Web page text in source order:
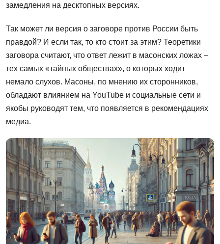
замедления на десктопных версиях.
Так может ли версия о заговоре против России быть
правдой? И если так, то кто стоит за этим? Теоретики
заговора считают, что ответ лежит в масонских ложах –
тех самых «тайных обществах», о которых ходит
немало слухов. Масоны, по мнению их сторонников,
обладают влиянием на YouTube и социальные сети и
якобы руководят тем, что появляется в рекомендациях
медиа.